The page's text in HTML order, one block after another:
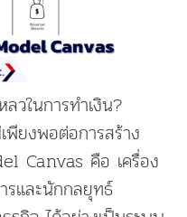
วในการทำเงิน?
พียงพอต่อการสร้าง
Canvas คือ เครื่อง
และนักกลยุทธ์